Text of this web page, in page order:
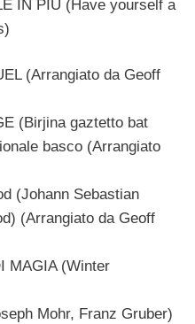
IN PIÙ (Have yourself a
(Arrangiato da Geoff
(Birjina gaztetto bat
basco (Arrangiato
(Johann Sebastian
(Arrangiato da Geoff
MAGIA (Winter
Mohr, Franz Gruber)